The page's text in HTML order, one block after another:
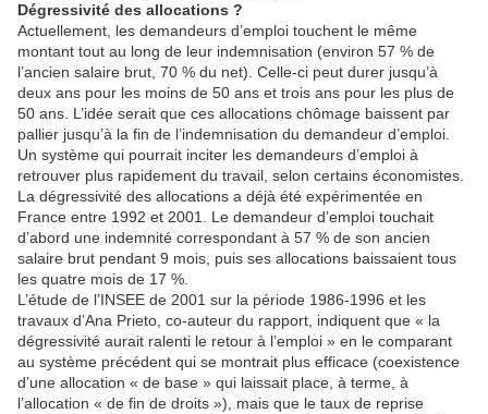
Dégressivité des allocations ?
Actuellement, les demandeurs d’emploi touchent le même
montant tout au long de leur indemnisation (environ 57 % de
l’ancien salaire brut, 70 % du net). Celle-ci peut durer jusqu’à
deux ans pour les moins de 50 ans et trois ans pour les plus de
50 ans. L’idée serait que ces allocations chômage baissent par
pallier jusqu’à la fin de l’indemnisation du demandeur d’emploi.
Un système qui pourrait inciter les demandeurs d’emploi à
retrouver plus rapidement du travail, selon certains économistes.
La dégressivité des allocations a déjà été expérimentée en
France entre 1992 et 2001. Le demandeur d’emploi touchait
d’abord une indemnité correspondant à 57 % de son ancien
salaire brut pendant 9 mois, puis ses allocations baissaient tous
les quatre mois de 17 %.
L’étude de l’INSEE de 2001 sur la période 1986-1996 et les
travaux d’Ana Prieto, co-auteur du rapport, indiquent que « la
dégressivité aurait ralenti le retour à l’emploi » en le comparant
au système précédent qui se montrait plus efficace (coexistence
d’une allocation « de base » qui laissait place, à terme, à
l’allocation « de fin de droits »), mais que le taux de reprise